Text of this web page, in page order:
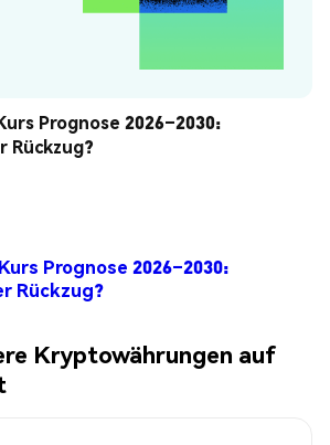
Prognose 2026–2030:
Rückzug?
Prognose 2026–2030:
Rückzug?
Kryptowährungen auf